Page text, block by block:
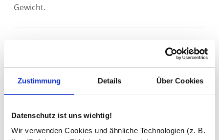
Zustimmung Details Über Cookies
Datenschutz ist uns wichtig!
Wir verwenden Cookies und ähnliche Technologien (z. B.
Falls Sie den Spiegel anders aufhängen wollen, als
"Aufhängebleche" lose und montieren Sie diese
entsprechend.Bitte beachten Sie in diesem Fall
wie z. B. Uhr, Steckdose oder Schminkspiegel, sich
auf die im Bild gezeigte Weise der Aufhängung
Gewicht.